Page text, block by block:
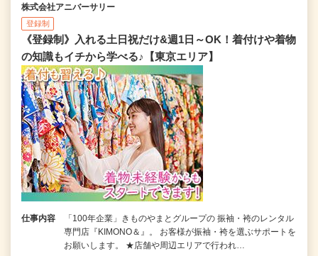
株式会社アニバーサリー
登録制
《登録制》入れる土日祝だけ&週1日～OK！着付けや着物
の知識もイチから学べる♪【東京エリア】
仕事内容
「100年企業」きものやまとグループの 振袖・袴のレンタル
専門店『KIMONO＆』。 お客様が振袖・袴を選ぶサポートを
お願いします。 ★店舗や周辺エリアで行われ…